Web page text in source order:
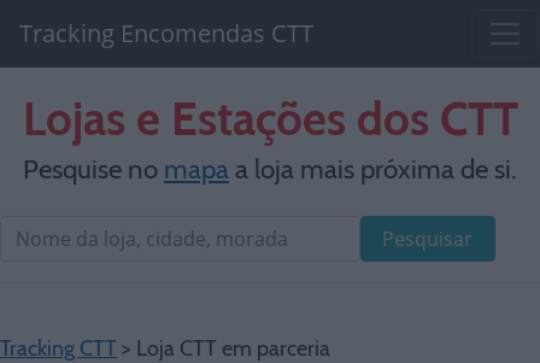
Tracking Encomendas CTT
Lojas e Estações dos CTT
Pesquise no mapaa loja mais próxima de si.
Pesquisar
Tracking CTT > Loja CTT em parceria